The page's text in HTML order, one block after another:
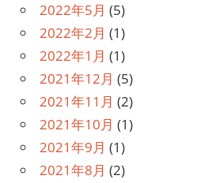
2022年5月 (5)
2022年2月 (1)
2022年1月 (1)
2021年12月 (5)
2021年11月 (2)
2021年10月 (1)
2021年9月 (1)
2021年8月 (2)